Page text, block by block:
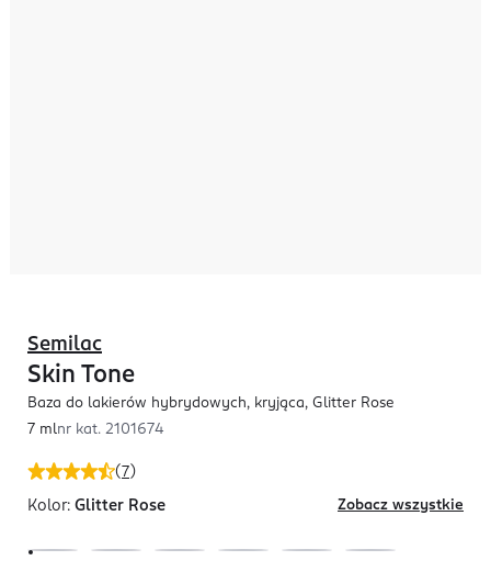
( 7)
Semilac
Skin Tone
Baza do lakierów hybrydowych, kryjąca, Glitter Rose
7 mlnr kat. 2101674
Kolor: Glitter Rose Zobacz wszystkie